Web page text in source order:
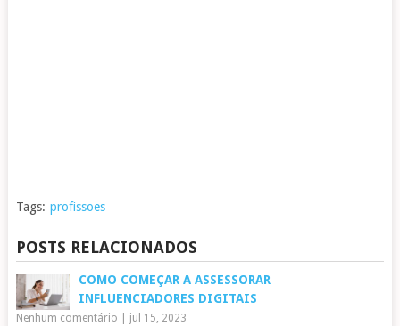
Tags: profissoes
POSTS RELACIONADOS
COMO COMEÇAR A ASSESSORAR
INFLUENCIADORES DIGITAIS
Nenhum comentário jul 15, 2023